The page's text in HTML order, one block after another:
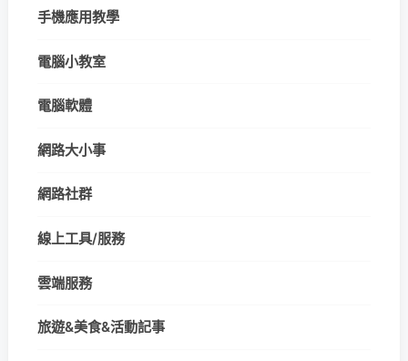
手機應用教學
電腦小教室
電腦軟體
網路大小事
網路社群
線上工具/服務
雲端服務
旅遊&美食&活動記事